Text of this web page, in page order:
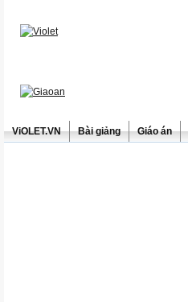
ViOLET.VN Bài giảng Giáo án